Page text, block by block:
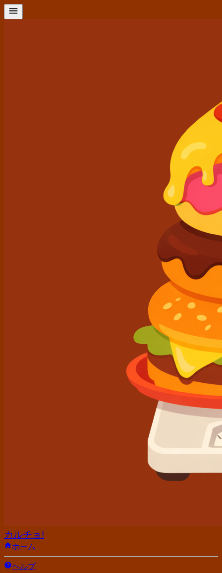
カルチョ!
ホーム
ヘルプ